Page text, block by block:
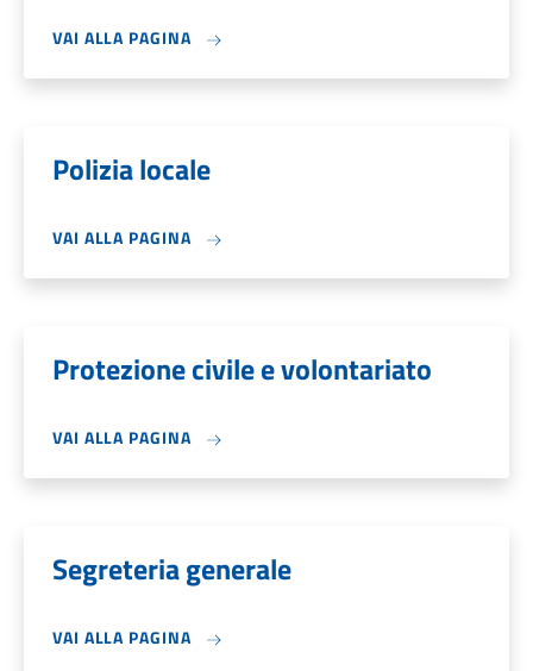
VAI ALLA PAGINA
Polizia locale
VAI ALLA PAGINA
Protezione civile e volontariato
VAI ALLA PAGINA
Segreteria generale
VAI ALLA PAGINA